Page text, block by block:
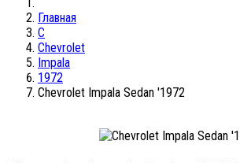
Главная
C
Chevrolet
Impala
1972
Chevrolet Impala Sedan '1972